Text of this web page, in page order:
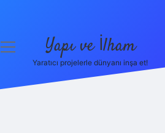
menüyü
Yapı ve İlham
Yaratıcı projelerle dünyanı inşa et!